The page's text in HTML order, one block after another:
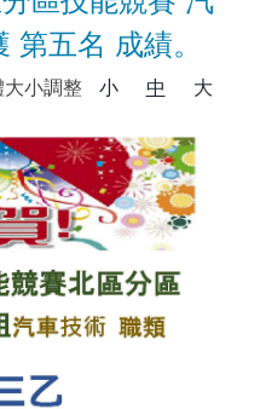
第五名 成績。
大小調整 小 中 大